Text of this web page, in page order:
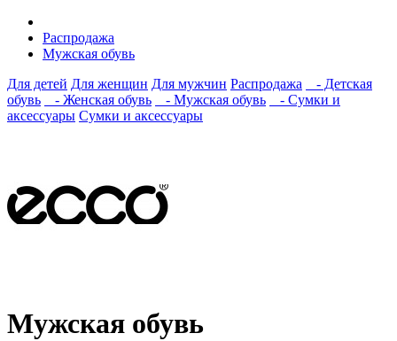
Распродажа
Мужская обувь
Для детей Для женщин Для мужчин Распродажа
- Детская
обувь
- Женская обувь - Мужская обувь
- Сумки и
аксессуары Сумки и аксессуары
Мужская обувь